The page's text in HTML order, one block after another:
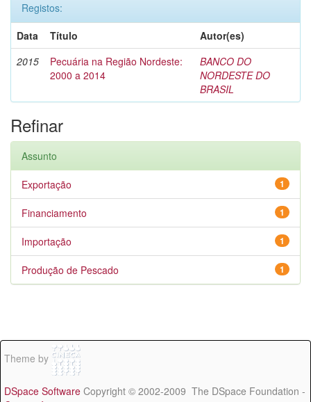
Registos:
Data
Título
Autor(es)
2015
Pecuária na Região Nordeste:
2000 a 2014
BANCO DO
NORDESTE DO
BRASIL
Refinar
Assunto
1
Exportação
1
Financiamento
1
Importação
1
Produção de Pescado
Theme by
DSpace Software Copyright © 2002-2009 The DSpace Foundation -